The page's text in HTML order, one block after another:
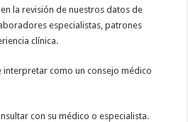
la revisión de nuestros datos de
especialistas, patrones
clínica.
interpretar como un consejo médico
con su médico o especialista.